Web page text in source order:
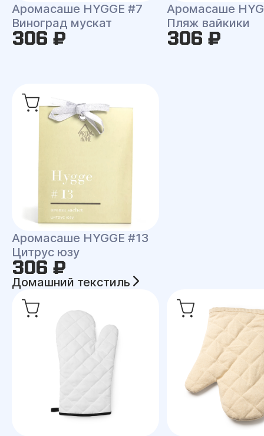
Аромасаше HYGGE #7
Виноград мускат
306 ₽
Аромасаше
Пляж вайкики
306 ₽
Аромасаше HYGGE #13
Цитрус юзу
306 ₽
Домашний текстиль